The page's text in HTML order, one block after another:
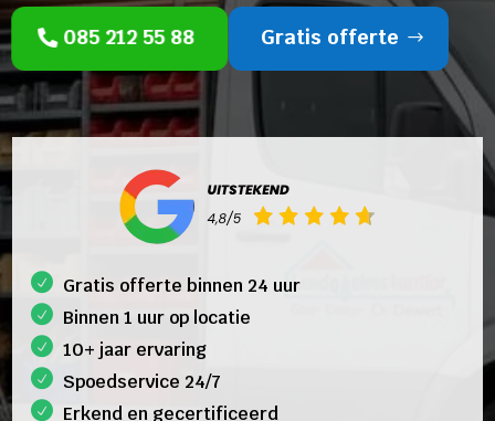
085 212 55 88 Gratis offerte
Gratis offerte binnen 24 uur
Binnen 1 uur op locatie
10+ jaar ervaring
Spoedservice 24/7
Erkend en gecertificeerd